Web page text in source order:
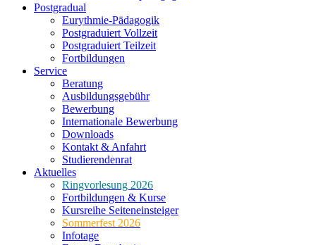
Postgradual
Eurythmie-Pädagogik
Postgraduiert Vollzeit
Postgraduiert Teilzeit
Fortbildungen
Service
Beratung
Ausbildungsgebühr
Bewerbung
Internationale Bewerbung
Downloads
Kontakt & Anfahrt
Studierendenrat
Aktuelles
Ringvorlesung 2026
Fortbildungen & Kurse
Kursreihe Seiteneinsteiger
Sommerfest 2026
Infotage